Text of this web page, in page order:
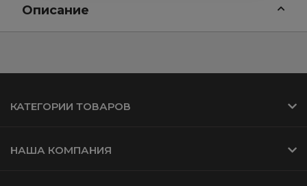
Описание
КАТЕГОРИИ ТОВАРОВ
НАША КОМПАНИЯ